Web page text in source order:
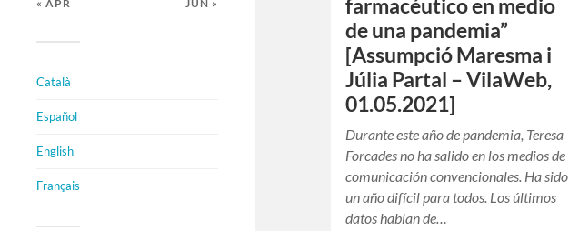
« APR JUN »
Català
Español
English
Français
farmacéutico en medio
de una pandemia”
[Assumpció Maresma i
Júlia Partal – VilaWeb,
01.05.2021]
Durante este año de pandemia, Teresa
Forcades no ha salido en los medios de
comunicación convencionales. Ha sido
un año difícil para todos. Los últimos
datos hablan de…